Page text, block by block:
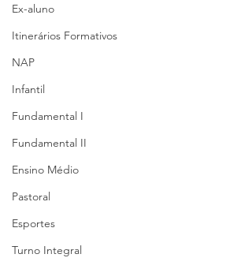
Ex-aluno
Itinerários Formativos
NAP
Infantil
Fundamental I
Fundamental II
Ensino Médio
Pastoral
Esportes
Turno Integral